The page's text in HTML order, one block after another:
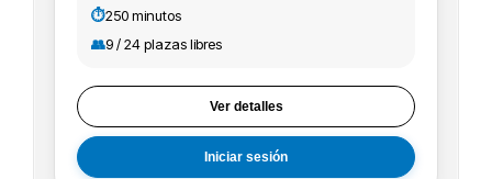
feedback.
⏱️250 minutos
👥9 / 24 plazas libres
Ver detalles
Iniciar sesión